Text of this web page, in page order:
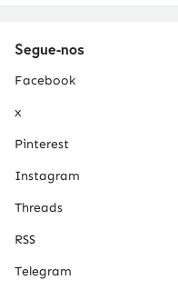
Segue-nos
Facebook
x
Pinterest
Instagram
Threads
RSS
Telegram